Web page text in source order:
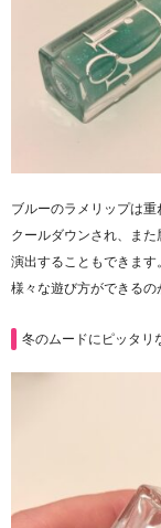
ブルーのラメリップは
クールダウンされ、ま
演出することもできま
様々な遊び方ができるの
冬のムードにピッタリ